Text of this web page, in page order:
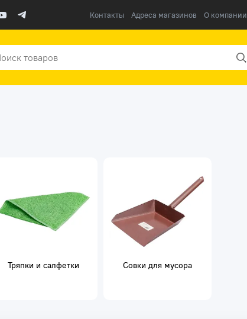
Контакты Адреса магазинов О компании
Тряпки и салфетки Совки для мусора